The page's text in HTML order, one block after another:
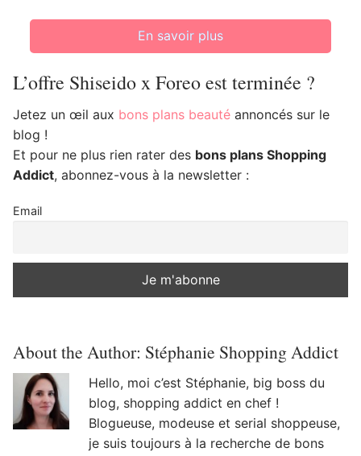
En savoir plus
L’offre Shiseido x Foreo est terminée ?
Jetez un œil aux bons plans beauté annoncés sur le
blog !
Et pour ne plus rien rater des bons plans Shopping
Addict, abonnez-vous à la newsletter :
Email
About the Author: Stéphanie Shopping Addict
Hello, moi c’est Stéphanie, big boss du
blog, shopping addict en chef !
Blogueuse, modeuse et serial shoppeuse,
je suis toujours à la recherche de bons